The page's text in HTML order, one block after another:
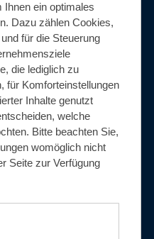
Austenit
ein optimales
Dazu zählen Cookies,
für die Steuerung
die lediglich zu
für Komforteinstellungen
Inhalte genutzt
welche
Bitte beachten Sie,
womöglich nicht
Seite zur Verfügung